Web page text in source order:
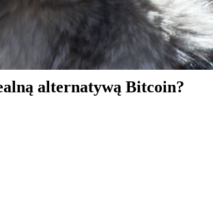
alternatywą Bitcoin?